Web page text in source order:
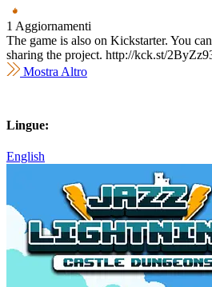
1 Aggiornamenti
The game is also on Kickstarter. You
sharing the project. http://kck.st/
Mostra Altro
Lingue:
English